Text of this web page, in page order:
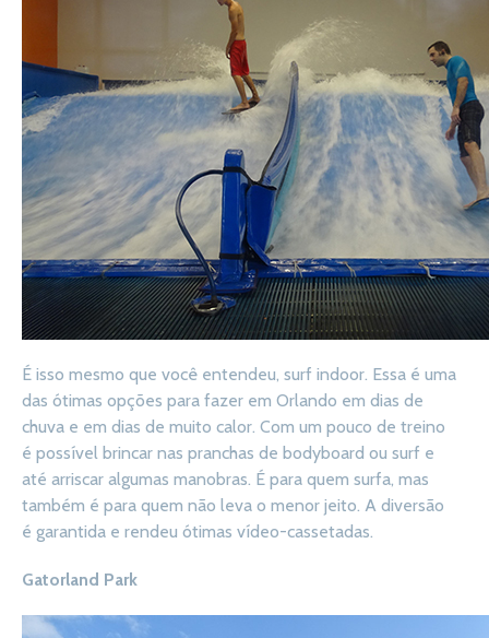
É isso mesmo que você entendeu, surf indoor. Essa é uma
das ótimas opções para fazer em Orlando em dias de
chuva e em dias de muito calor. Com um pouco de treino
é possível brincar nas pranchas de bodyboard ou surf e
até arriscar algumas manobras. É para quem surfa, mas
também é para quem não leva o menor jeito. A diversão
é garantida e rendeu ótimas vídeo-cassetadas.
Gatorland Park